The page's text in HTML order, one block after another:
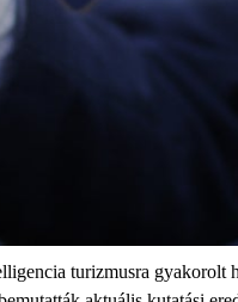
turizmusra gyakorolt